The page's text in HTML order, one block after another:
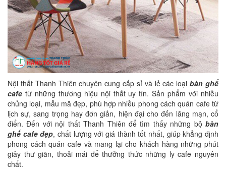
Nội thất Thanh Thiên chuyên cung cấp sỉ và lẻ các loạibàn ghế
cafe từ những thương hiệu nội thất uy tín. Sản phẩm với nhiều
chủng loại, mẫu mã đẹp, phù hợp nhiều phong cách quán cafe từ
lịch sự, sang trọng hay đơn giản, hiện đại cho đến lãng mạn, cổ
điển. Đến với nội thất Thanh Thiên để tìm thấy những bộ bàn
ghế cafe đẹp, chất lượng với giá thành tốt nhất, giúp khẳng định
phong cách quán cafe và mang lại cho khách hàng những phút
giây thư giãn, thoải mái để thưởng thức những ly cafe nguyên
chất.